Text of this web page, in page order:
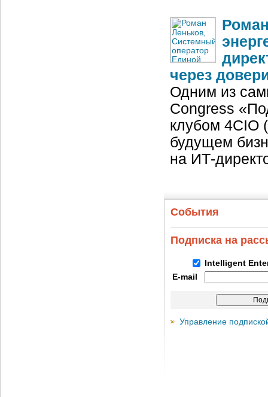
через
Одним из
Congress
клубом 4CIO
будущем
на ИТ-
События
Подписка на
Intelligent
E-mail
Управление